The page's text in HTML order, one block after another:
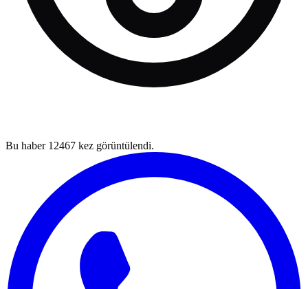
Bu haber 12467 kez görüntülendi.